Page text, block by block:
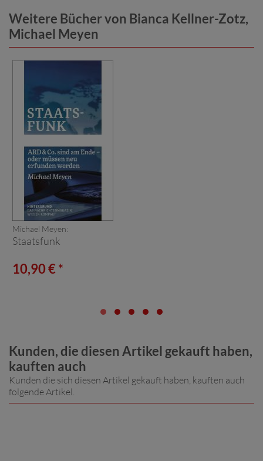
Weitere Bücher von Bianca Kellner-Zotz,
Michael Meyen
Michael Meyen:
Staatsfunk
10,90 € *
Kunden, die diesen Artikel gekauft haben,
kauften auch
Kunden die sich diesen Artikel gekauft haben, kauften auch
folgende Artikel.